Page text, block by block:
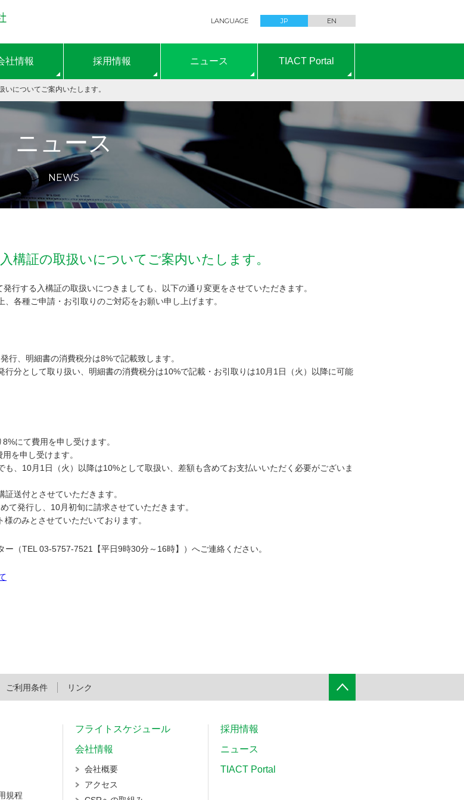
LANGUAGE JP EN
社情報 採用情報 ニュース TIACT Portal
についてご案内いたします。
ニュース
NEWS
構証の取扱いについてご案内いたします。
行する入構証の取扱いにつきましても、以下の通り変更をさせていただきます。
各種ご申請・お引取りのご対応をお願い申し上げます。
行、明細書の消費税分は8%で記載致します。
分として取り扱い、明細書の消費税分は10%で記載・お引取りは10月1日（火）以降に可能
にて費用を申し受けます。
を申し受けます。
、10月1日（火）以降は10%として取扱い、差額も含めてお支払いいただく必要がございま
送付とさせていただきます。
て発行し、10月初旬に請求させていただきます。
のみとさせていただいております。
（TEL 03-5757-7521【平日9時30分～16時】）へご連絡ください。
ご利用条件 リンク
規程
フライトスケジュール
会社情報
会社概要
アクセス
採用情報
ニュース
TIACT Portal